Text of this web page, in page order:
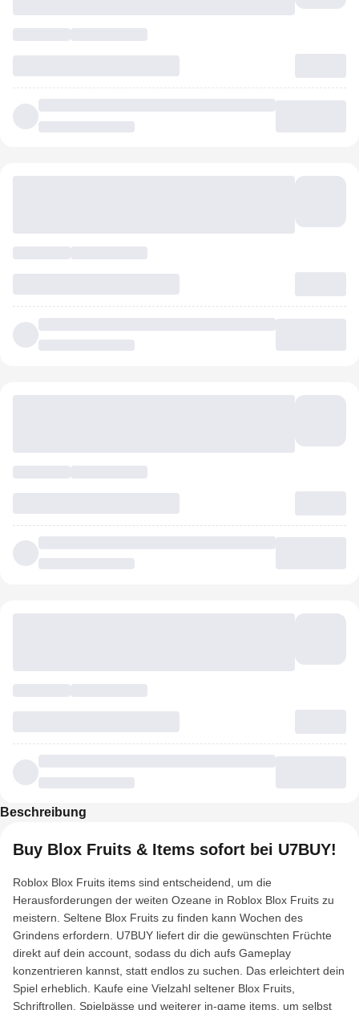
Beschreibung
Buy Blox Fruits & Items sofort bei U7BUY!
Roblox Blox Fruits items sind entscheidend, um die
Herausforderungen der weiten Ozeane in Roblox Blox Fruits zu
meistern. Seltene Blox Fruits zu finden kann Wochen des
Grindens erfordern. U7BUY liefert dir die gewünschten Früchte
direkt auf dein account, sodass du dich aufs Gameplay
konzentrieren kannst, statt endlos zu suchen. Das erleichtert dein
Spiel erheblich. Kaufe eine Vielzahl seltener Blox Fruits,
Schriftrollen, Spielpässe und weiterer in-game items, um selbst